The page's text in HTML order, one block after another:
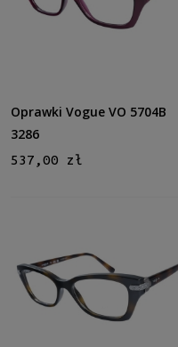
Oprawki Vogue VO 5704B
3286
537,00 zł